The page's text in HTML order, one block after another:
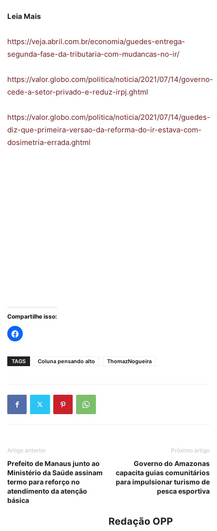
Leia Mais
https://veja.abril.com.br/economia/guedes-entrega-
segunda-fase-da-tributaria-com-mudancas-no-ir/
https://valor.globo.com/politica/noticia/2021/07/14/governo-
cede-a-setor-privado-e-reduz-irpj.ghtml
https://valor.globo.com/politica/noticia/2021/07/14/guedes-
diz-que-primeira-versao-da-reforma-do-ir-estava-com-
dosimetria-errada.ghtml
Compartilhe isso:
TAGS Coluna pensando alto ThomazNogueira
Artigo anterior
Prefeito de Manaus junto ao
Ministério da Saúde assinam
termo para reforço no
atendimento da atenção
básica
Próximo artigo
Governo do Amazonas
capacita guias comunitários
para impulsionar turismo de
pesca esportiva
Redação OPP